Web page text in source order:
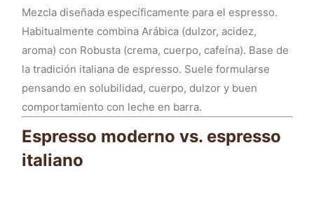
Mezcla diseñada específicamente para el espresso.
Habitualmente combina Arábica (dulzor, acidez,
aroma) con Robusta (crema, cuerpo, cafeína). Base de
la tradición italiana de espresso. Suele formularse
pensando en solubilidad, cuerpo, dulzor y buen
comportamiento con leche en barra.
Espresso moderno vs. espresso
italiano